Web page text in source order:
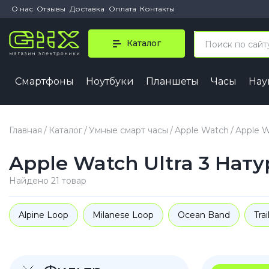
О нас Отзывы Доставка Оплата Контакты
Каталог
Смартфоны Ноутбуки Планшеты Часы
iPhone
iPhone
iPhone
Главная Каталог Умные смарт часы Apple Watch Apple
Apple Watch Ultra 3
Найдено 21 товар
Alpine Loop Milanese Loop Ocean Band